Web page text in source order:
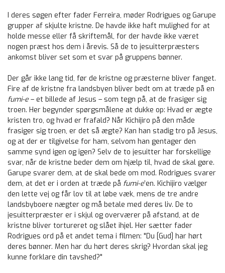
I deres søgen efter fader Ferreira, møder Rodrigues og Garupe
grupper af skjulte kristne. De havde ikke haft mulighed for at
holde messe eller få skriftemål, for der havde ikke været
nogen præst hos dem i årevis. Så de to jesuitterpræsters
ankomst bliver set som et svar på gruppens bønner.
Der går ikke lang tid, før de kristne og præsterne bliver fanget.
Fire af de kristne fra landsbyen bliver bedt om at træde på en
fumi-e– et billede af Jesus – som tegn på, at de frasiger sig
troen. Her begynder spørgsmålene at dukke op: Hvad er ægte
kristen tro, og hvad er frafald? Når Kichijiro på den måde
frasiger sig troen, er det så ægte? Kan han stadig tro på Jesus,
og at der er tilgivelse for ham, selvom han gentager den
samme synd igen og igen? Selv de to jesuitter har forskellige
svar, når de kristne beder dem om hjælp til, hvad de skal gøre.
Garupe svarer dem, at de skal bede om mod. Rodrigues svarer
dem, at det er i orden at træde på fumi-e’en. Kichijiro vælger
den lette vej og får lov til at løbe væk, mens de tre andre
landsbyboere nægter og må betale med deres liv. De to
jesuitterpræster er i skjul og overværer på afstand, at de
kristne bliver tortureret og slået ihjel. Her sætter fader
Rodrigues ord på et andet tema i filmen: "Du [Gud] har hørt
deres bønner. Men har du hørt deres skrig? Hvordan skal jeg
kunne forklare din tavshed?"